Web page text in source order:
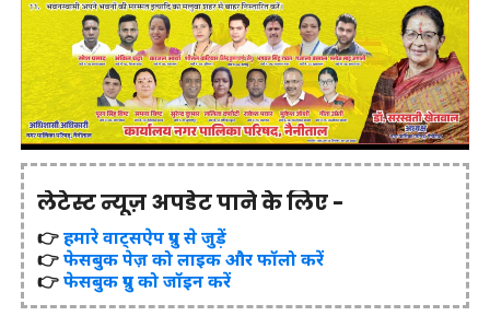
लेटेस्ट न्यूज़ अपडेट पाने के लिए -
👉हमारे वाट्सऐप ग्रुप से जुड़ें
👉फेसबुक पेज़ को लाइक और फॉलो करें
👉फेसबुक ग्रुप को जॉइन करें